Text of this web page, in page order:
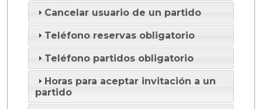
Cancelar usuario de un partido
Teléfono reservas obligatorio
Teléfono partidos obligatorio
Horas para aceptar invitación a un
partido